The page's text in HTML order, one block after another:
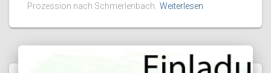
Prozession nach Schmerlenbach. Weiterlesen